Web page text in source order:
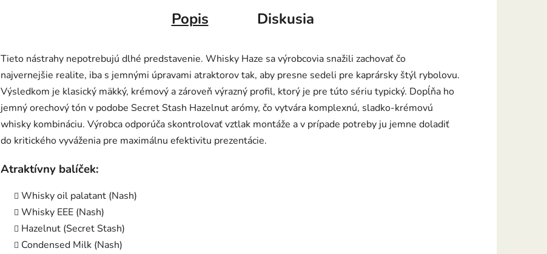
Popis Diskusia
Tieto nástrahy nepotrebujú dlhé predstavenie. Whisky Haze sa výrobcovia snažili zachovať čo
najvernejšie realite, iba s jemnými úpravami atraktorov tak, aby presne sedeli pre kaprársky štýl rybolovu.
Výsledkom je klasický mäkký, krémový a zároveň výrazný profil, ktorý je pre túto sériu typický. Dopĺňa ho
jemný orechový tón v podobe Secret Stash Hazelnut arómy, čo vytvára komplexnú, sladko-krémovú
whisky kombináciu. Výrobca odporúča skontrolovať vztlak montáže a v prípade potreby ju jemne doladiť
do kritického vyváženia pre maximálnu efektivitu prezentácie.
Atraktívny balíček:
Whisky oil palatant (Nash)
Whisky EEE (Nash)
Hazelnut (Secret Stash)
Condensed Milk (Nash)